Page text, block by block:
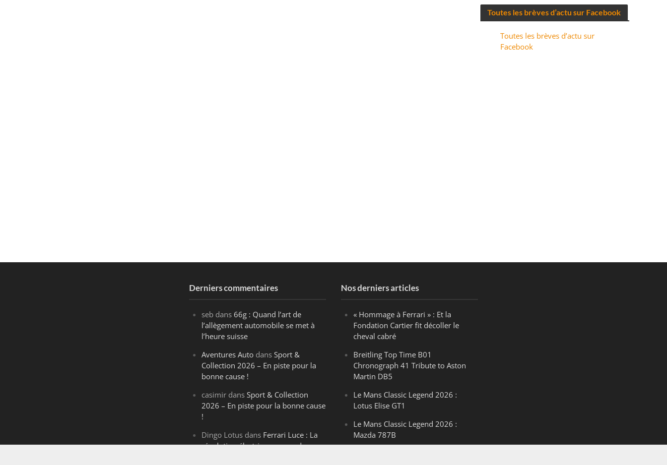
Toutes les brèves d’actu sur Facebook
Toutes les brèves d’actu sur
Facebook
Derniers commentaires
seb dans66g : Quand l’art de
l’allègement automobile se met à
l’heure suisse
Aventures Auto dansSport &
Collection 2026 – En piste pour la
bonne cause !
casimir dansSport & Collection
2026 – En piste pour la bonne cause
!
Dingo Lotus dans Ferrari Luce : La
révolution électrique venue de
Nos derniers articles
« Hommage à Ferrari » : Et la
Fondation Cartier fit décoller le
cheval cabré
Breitling Top Time B01
Chronograph 41 Tribute to Aston
Martin DB5
Le Mans Classic Legend 2026 :
Lotus Elise GT1
Le Mans Classic Legend 2026 :
Mazda 787B